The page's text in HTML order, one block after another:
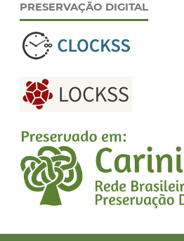
PRESERVAÇÃO DIGITAL